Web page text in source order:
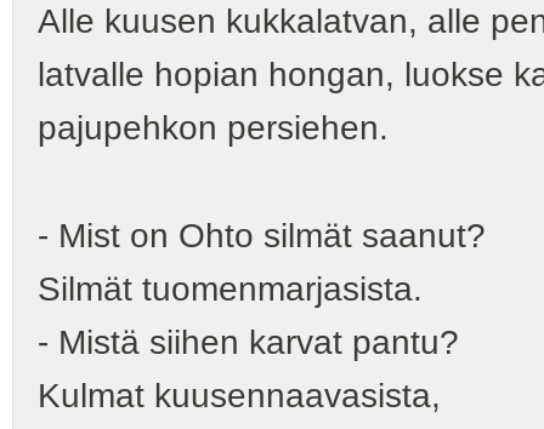
Alle kuusen kukkalatvan, alle
latvalle hopian hongan, luokse
pajupehkon persiehen.
- Mist on Ohto silmät saanut?
Silmät tuomenmarjasista.
- Mistä siihen karvat pantu?
Kulmat kuusennaavasista,